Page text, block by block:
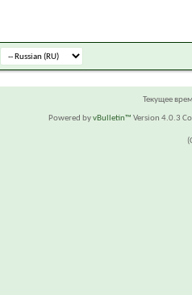
Текущее
Powered byvBulletin™ Version 4.0.3